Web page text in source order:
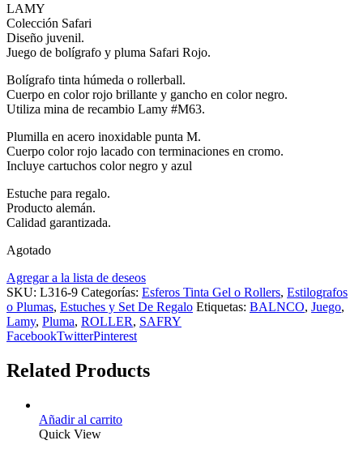
LAMY
Colección Safari
Diseño juvenil.
Juego de bolígrafo y pluma Safari Rojo.
Bolígrafo tinta húmeda o rollerball.
Cuerpo en color rojo brillante y gancho en color negro.
Utiliza mina de recambio Lamy #M63.
Plumilla en acero inoxidable punta M.
Cuerpo color rojo lacado con terminaciones en cromo.
Incluye cartuchos color negro y azul
Estuche para regalo.
Producto alemán.
Calidad garantizada.
Agotado
Agregar a la lista de deseos
SKU: L316-9 Categorías: Esferos Tinta Gel o Rollers, Estilografos
o Plumas, Estuches y Set De Regalo Etiquetas: BALNCO, Juego,
Lamy, Pluma, ROLLER, SAFRY
FacebookTwitterPinterest
Related Products
Añadir al carrito
Quick View